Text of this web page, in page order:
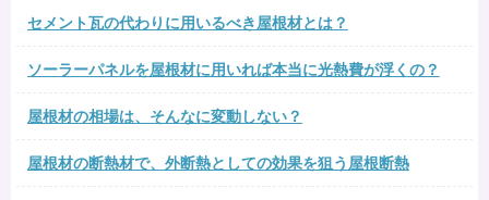
セメント瓦の代わりに用いるべき屋根材とは？
ソーラーパネルを屋根材に用いれば本当に光熱費が浮くの？
屋根材の相場は、そんなに変動しない？
屋根材の断熱材で、外断熱としての効果を狙う屋根断熱